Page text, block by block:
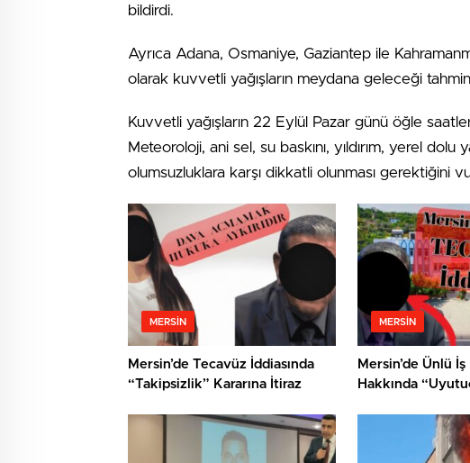
bildirdi.
Ayrıca Adana, Osmaniye, Gaziantep ile
olarak kuvvetli yağışların meydana geleceği
Kuvvetli yağışların 22 Eylül Pazar günü öğle
Meteoroloji, ani sel, su baskını, yıldırım, yerel
olumsuzluklara karşı dikkatli olunması gerektiğini
MERSIN
Mersin’de Tecavüz İddiasında
“Takipsizlik” Kararına İtiraz
MERSIN
Mersin’de Ünlü İş
Hakkında